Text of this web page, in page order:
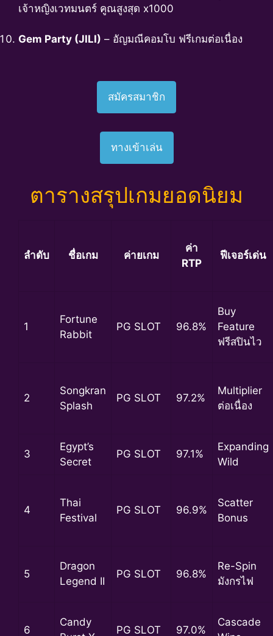
เจ้าหญิงเวทมนตร์ คูณสูงสุด x1000
Gem Party (JILI) – อัญมณีคอมโบ ฟรีเกมต่อเนื่อง
สมัครสมาชิก
ทางเข้าเล่น
ตารางสรุปเกมยอดนิยม
ลำดับ ชื่อเกม ค่ายเกม
ค่า
RTP
ฟีเจอร์เด่น
1
Fortune
Rabbit
PG SLOT 96.8%
Buy
Feature
ฟรีสปินไว
2
Songkran
Splash
PG SLOT 97.2%
Multiplier
ต่อเนื่อง
3
Egypt’s
Secret
PG SLOT 97.1%
Expanding
Wild
4
Thai
Festival
PG SLOT 96.9%
Scatter
Bonus
5
Dragon
Legend II
PG SLOT 96.8%
Re-Spin
มังกรไฟ
6
Candy
PG SLOT 97.0%
Cascade